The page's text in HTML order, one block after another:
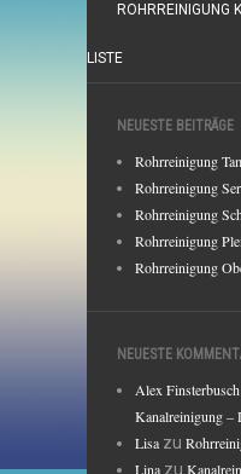
ROHRREINIGUNG
LISTE
NEUESTE BEITRÄGE
Rohrreinigung
Rohrreinigung
Rohrreinigung
Rohrreinigung
Rohrreinigung
NEUESTE
Alex Finsterbusch
Kanalreinigung –
Lisa zu
Lina zu